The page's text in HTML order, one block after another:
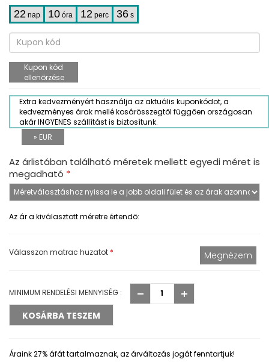
22 nap 10 óra 12 perc 35 s
Kupon kód
ellenőrzése
Extra kedvezményért használja az aktuális kuponkódot, a
kedvezményes árak mellé kosárösszegtől függően országosan
akár INGYENES szállítást is biztosítunk.
» EUR
Az árlistában található méretek mellett egyedi méret is
megadható *
Az ár a kiválasztott méretre értendő:
Válasszon matrac huzatot *
MINIMUM RENDELÉSI MENNYISÉG :
Áraink 27% áfát tartalmaznak, az árváltozás jogát fenntartjuk!